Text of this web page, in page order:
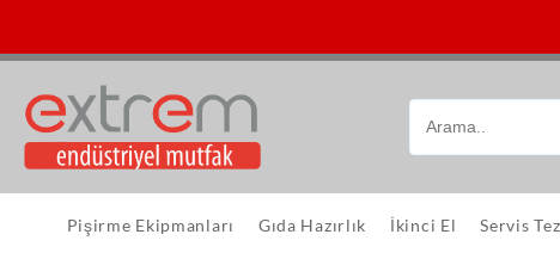
content
Pişirme Ekipmanları Gıda Hazırlık İkinci El Servis